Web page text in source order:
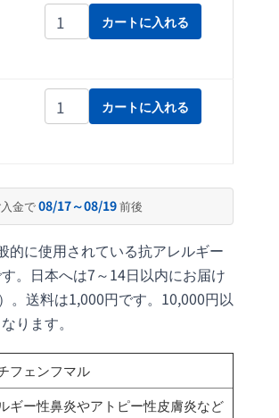
アサフェン 1 mg個
カートに入れる
アサフェン 1 mg個
カートに入れる
金で08/17～08/19前後
的に使用されている抗アレルギー
。日本へは7～14日以内にお届け
。送料は1,000円です。10,000円以
ります。
フェンフマル
ギー性鼻炎やアトピー性皮膚炎など